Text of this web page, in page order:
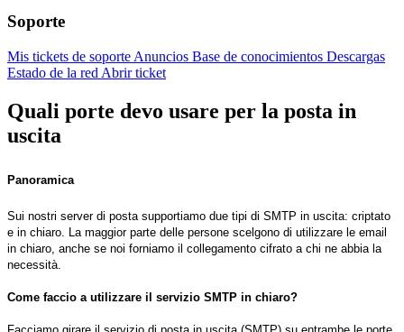
Soporte
Mis tickets de soporte Anuncios Base de conocimientos Descargas
Estado de la red Abrir ticket
Quali porte devo usare per la posta in
uscita
Panoramica
Sui nostri server di posta supportiamo due tipi di SMTP in uscita: criptato
e in chiaro. La maggior parte delle persone scelgono di utilizzare le email
in chiaro, anche se noi forniamo il collegamento cifrato a chi ne abbia la
necessità.
Come faccio a utilizzare il servizio SMTP in chiaro?